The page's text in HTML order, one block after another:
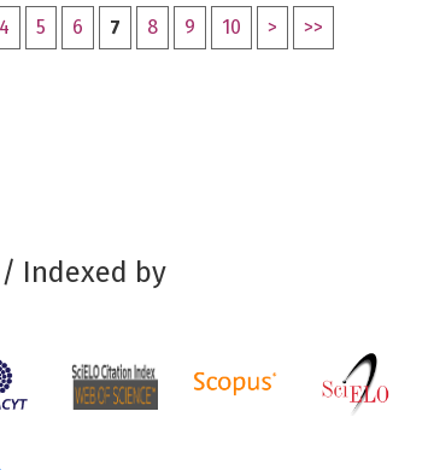
4 5 6 7 8 9 10 > >>
Indexed by